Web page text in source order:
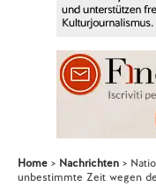
Home Nachrichten
unbestimmte Zeit wegen